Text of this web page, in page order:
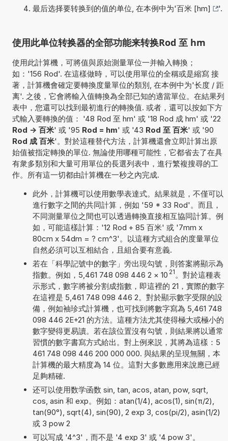
最后选择要转换到的值的单位, 在本例中为'百米 [hm] '.
使用此单位转换器的全部功能来转换Rod 至 hm
使用此計算機，可將值與原始測量單位一并輸入轉換；
如：'156 Rod'. 在這樣做時，可以使用單位的全稱或是縮寫 接
著，計算機會確定要轉換度量單位的類別, 在本例中为'长度 / 距
离'. 之後，它會將輸入值轉換為全部已知的適當單位。在結果列
表中，您還可以找到最初進行的轉換值. 或者，還可以按如下方
式輸入要轉換的值： '48 Rod 至 hm' 或 '18 Rod 成 hm' 或 '22
Rod -> 百米' 或 '95 Rod = hm' 或 '43 Rod 至 百米' 或 '90
Rod 成 百米'。對於這種替代方法，計算機還會立即計算出原
始值被指定轉換的單位. 無論使用哪種可能性，它都省去了在具
有衆多類別和大量可用單位的長選列表中，進行繁複搜尋的工
作。所有這一切都由計算機在一秒之內完成.
此外，計算機可以使用數學表達式。結果就是，不僅可以
進行數字之間的共同計算，例如 '59 * 33 Rod'。而且，
不同測量單位之間也可以透過轉換直接相互協同計算。例
如，可能這樣計算：'12 Rod + 85 百米' 或 '7mm x
80cm x 54dm = ? cm^3'。以這種方式組合的度量單位
自然必須可以互相結合，且組合要有意義.
若在「科學記號中的數字」旁出現勾號，則答案將顯示為
指數。例如，5,461 748 098 446 2 × 10 21 。對於這種表
示形式，數字將被分割成指數，即這裡的 21，實際的數字
在這裡是 5,461 748 098 446 2。對於顯示數字受限的設
備，例如袖珍式計算機，也可找到將數字寫為 5,461 748
098 446 2E+21 的方法。這種方法尤其使得極大或極小的
數字變得更易讀。若在該位置沒有勾號，則結果將以通常
習慣的數字書寫方式給出。對上例來説，其將為這樣：5
461 748 098 446 200 000 000. 與結果的呈現無關，本
計算機的最大精度為 14 位。這對大多數應用來說應已經
足夠精確.
还可以使用数学函数 sin, tan, acos, atan, pow, sqrt,
cos, asin 和 exp。例如：atan(1/4), acos(1), sin(π/2),
tan(90°), sqrt(4), sin(90), 2 exp 3, cos(pi/2), asin(1/2)
或 3 pow 2
可以写成 '4^3'，而不是 '4 exp 3' 或 '4 pow 3'。